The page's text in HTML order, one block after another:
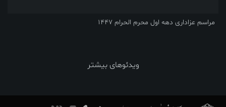
مراسم عزاداری دهه اول محرم الحرام 1447
ویدئوهای بیشتر